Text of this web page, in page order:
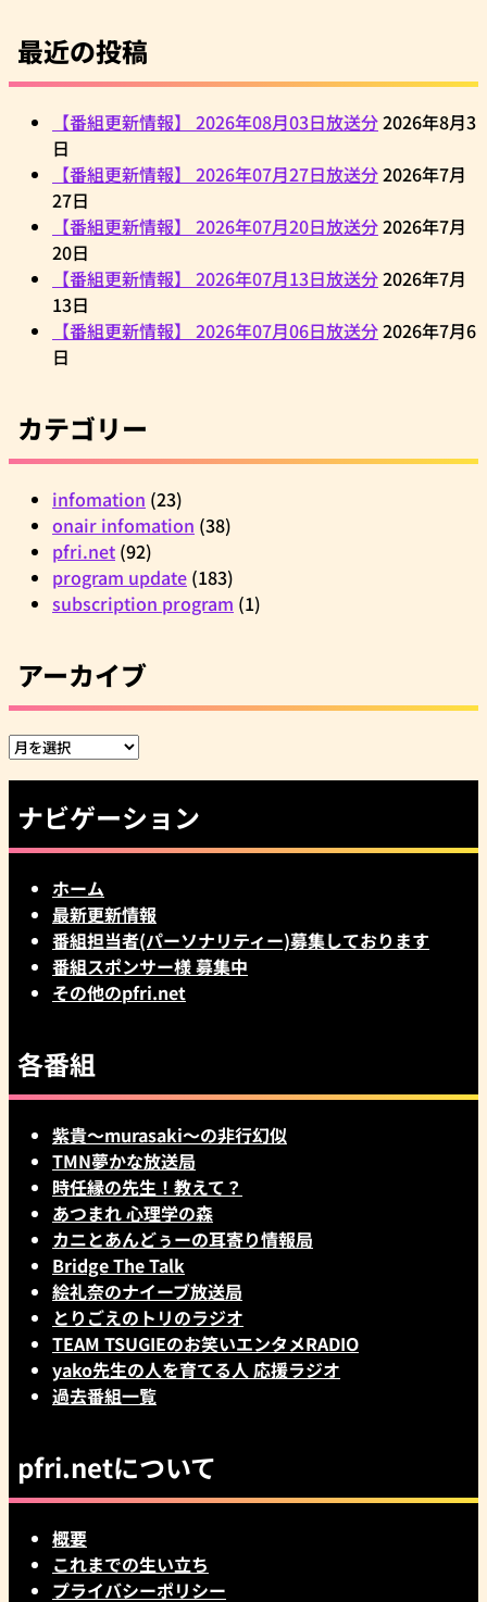
最近の投稿
【番組更新情報】 2026年08月03日放送分2026年8月3
日
【番組更新情報】 2026年07月27日放送分2026年7月
27日
【番組更新情報】 2026年07月20日放送分2026年7月
20日
【番組更新情報】 2026年07月13日放送分2026年7月
13日
【番組更新情報】 2026年07月06日放送分2026年7月6
日
カテゴリー
infomation (23)
onair infomation (38)
pfri.net (92)
program update (183)
subscription program (1)
アーカイブ
ア
イ
ブ
ナビゲーション
ホーム
最新更新情報
番組担当者(パーソナリティー)募集しております
番組スポンサー様 募集中
その他のpfri.net
各番組
紫貴～murasaki～の非行幻似
TMN夢かな放送局
時任縁の先生！教えて？
あつまれ 心理学の森
カニとあんどぅーの耳寄り情報局
Bridge The Talk
絵礼奈のナイーブ放送局
とりごえのトリのラジオ
TEAM TSUGIEのお笑いエンタメRADIO
yako先生の人を育てる人 応援ラジオ
過去番組一覧
pfri.netについて
概要
これまでの生い立ち
プライバシーポリシー